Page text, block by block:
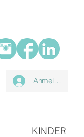
Anmelden
KINDER